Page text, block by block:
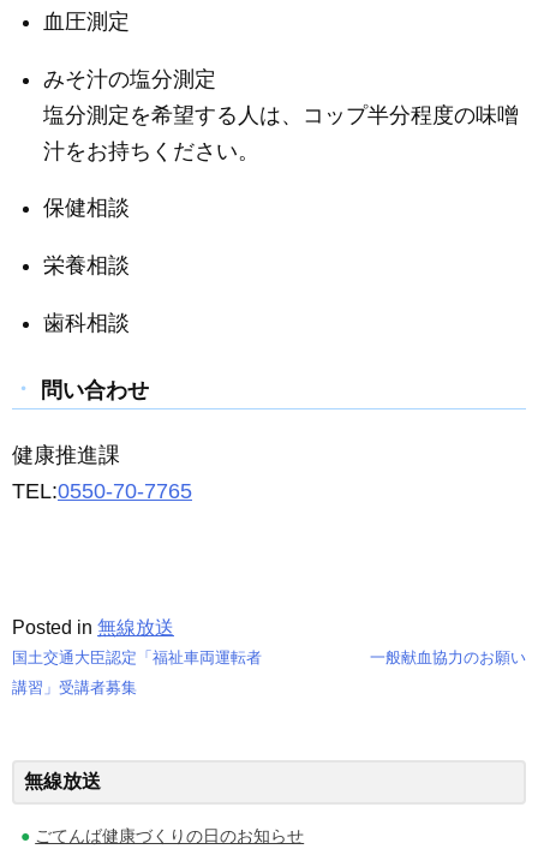
血圧測定
みそ汁の塩分測定
塩分測定を希望する人は、コップ半分程度の味噌
汁をお持ちください。
保健相談
栄養相談
歯科相談
問い合わせ
健康推進課
TEL:0550-70-7765
Posted in 無線放送
投
ナ
国土交通大臣認定「福祉車両運転者
講習」受講者募集
一般献血協力のお願い
無線放送
ごてんば健康づくりの日のお知らせ